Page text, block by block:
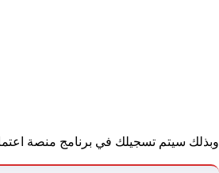
وبذلك سيتم تسجيلك في برنامج منصة